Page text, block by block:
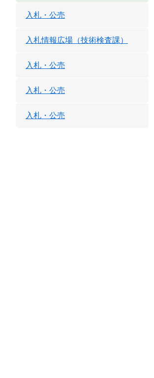
入札・公売
入札情報広場（技術検査課）
入札・公売
入札・公売
入札・公売